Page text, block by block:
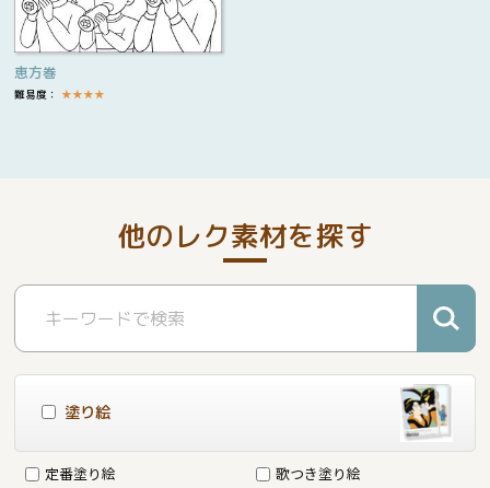
恵方巻
難易度： ★★★★
他のレク素材を探す
塗り絵
定番塗り絵
歌つき塗り絵